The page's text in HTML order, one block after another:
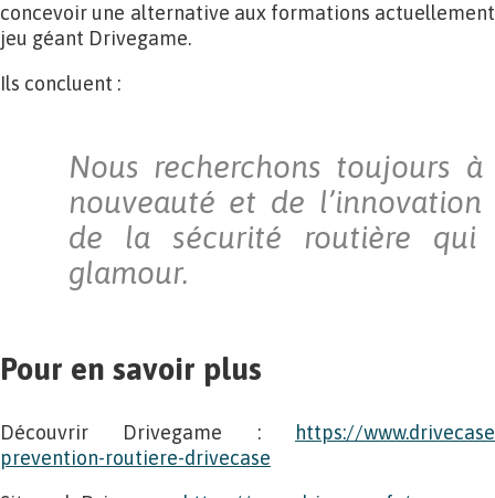
concevoir une alternative aux formations
jeu géant Drivegame.
Ils concluent :
Nous recherchons toujours
nouveauté et de
de la sécurité routière qui
glamour.
Pour en savoir plus
Découvrir Drivegame :
https://
prevention-routiere-drivecase